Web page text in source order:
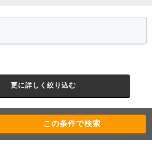
更に詳しく絞り込む